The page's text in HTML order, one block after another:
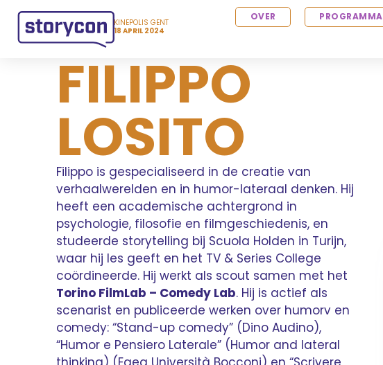
KINEPOLIS GENT
18 APRIL 2024
OVER PROGRAMMA
FILIPPO
LOSITO
Filippo is gespecialiseerd in de creatie van
verhaalwerelden en in humor-lateraal denken. Hij
heeft een academische achtergrond in
psychologie, filosofie en filmgeschiedenis, en
studeerde storytelling bij Scuola Holden in Turijn,
waar hij les geeft en het TV & Series College
coördineerde. Hij werkt als scout samen met het
Torino FilmLab – Comedy Lab. Hij is actief als
scenarist en publiceerde werken over humorv en
comedy: “Stand-up comedy” (Dino Audino),
“Humor e Pensiero Laterale” (Humor and lateral